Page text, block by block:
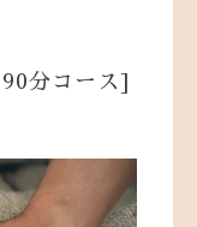
分コース]